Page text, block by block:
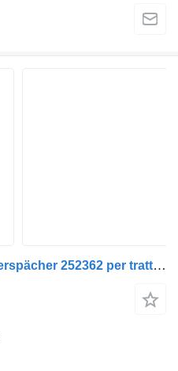
Riscaldatore autonomo Eberspächer 252362 per trattore stradale Volvo FL, FE (2005-2014)